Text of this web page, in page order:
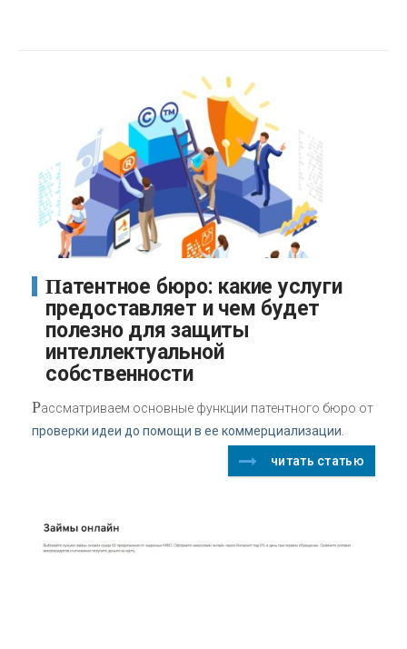
Патентное бюро: какие услуги
предоставляет и чем будет
полезно для защиты
интеллектуальной
собственности
Рассматриваем основные функции патентного бюро от
проверки идеи до помощи в ее коммерциализации.
читать статью